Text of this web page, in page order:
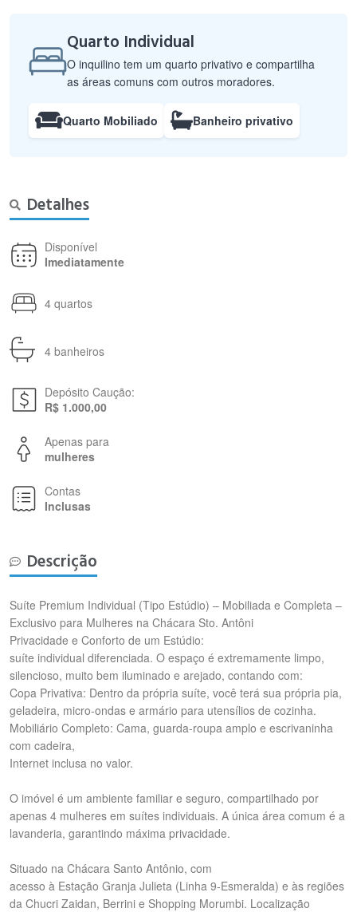
Quarto Individual
O inquilino tem um quarto privativo e compartilha
as áreas comuns com outros moradores.
Quarto Mobiliado Banheiro privativo
Detalhes
Disponível
Imediatamente
4 quartos
4 banheiros
Depósito Caução:
R$ 1.000,00
Apenas para
mulheres
Contas
Inclusas
Descrição
Suíte Premium Individual (Tipo Estúdio) – Mobiliada e Completa –
Exclusivo para Mulheres na Chácara Sto. Antôni
​Privacidade e Conforto de um Estúdio:
suíte individual diferenciada. O espaço é extremamente limpo,
silencioso, muito bem iluminado e arejado, contando com:
​Copa Privativa: Dentro da própria suíte, você terá sua própria pia,
geladeira, micro-ondas e armário para utensílios de cozinha.
​Mobiliário Completo: Cama, guarda-roupa amplo e escrivaninha
com cadeira,
Internet inclusa no valor.
O imóvel é um ambiente familiar e seguro, compartilhado por
apenas 4 mulheres em suítes individuais. A única área comum é a
lavanderia, garantindo máxima privacidade.
Situado na Chácara Santo Antônio, com
acesso à Estação Granja Julieta (Linha 9-Esmeralda) e às regiões
da Chucri Zaidan, Berrini e Shopping Morumbi. Localização